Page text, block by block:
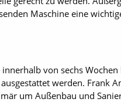
Maschine eine
von sechs
werden. Frank
um Außenbau und